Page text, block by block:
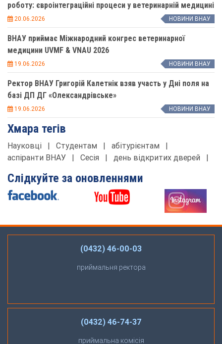
роботу: євроінтеграційні процеси у ветеринарній медицині
20.06.2026 НОВИНИ ВНАУ
ВНАУ приймає Міжнародний конгрес ветеринарної
медицини UVMF & VNAU 2026
19.06.2026 НОВИНИ ВНАУ
Ректор ВНАУ Григорій Калетнік взяв участь у Дні поля на
базі ДП ДГ «Олександрівське»
19.06.2026 НОВИНИ ВНАУ
Хмара тегів
Науковці | Студентам | абітурієнтам |
аспіранти ВНАУ | Сесія | день відкритих дверей |
Слідкуйте за оновленнями
(0432) 46-00-03
приймальня ректора
(0432) 46-74-37
приймальна комісія